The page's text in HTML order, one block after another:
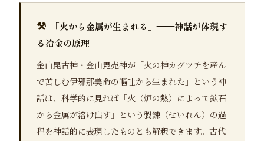
⚒️
「火から金属が生まれる」——神話が体現す
る冶金の原理
金山毘古神・金山毘売神が「火の神カグツチを産ん
で苦しむ伊邪那美命の嘔吐から生まれた」という神
話は、科学的に見れば「火（炉の熱）によって鉱石
から金属が溶け出す」という製錬（せいれん）の過
程を神話的に表現したものとも解釈できます。古代